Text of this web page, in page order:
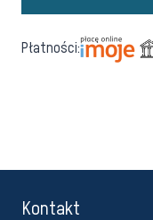
Płatności:
Kontakt